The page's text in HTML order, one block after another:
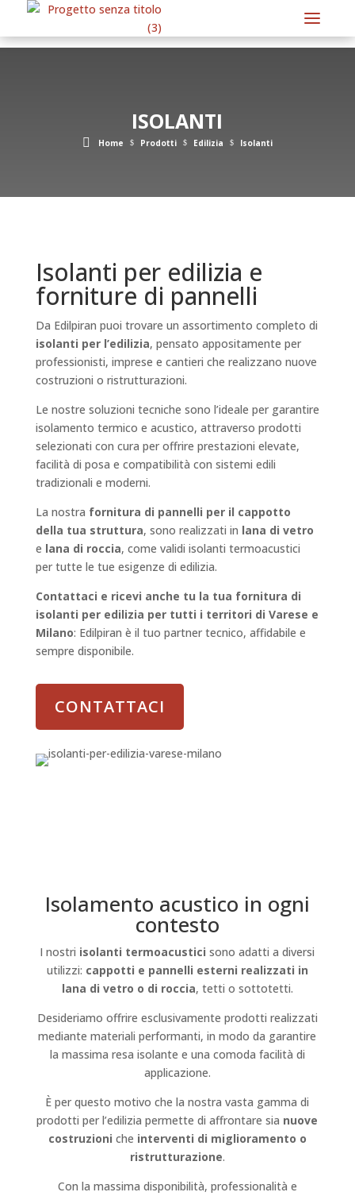
ISOLANTI
Home $ Prodotti $ Edilizia $ Isolanti
Isolanti per edilizia e
forniture di pannelli
Da Edilpiran puoi trovare un assortimento completo di
isolanti per l’edilizia, pensato appositamente per
professionisti, imprese e cantieri che realizzano nuove
costruzioni o ristrutturazioni.
Le nostre soluzioni tecniche sono l’ideale per garantire
isolamento termico e acustico, attraverso prodotti
selezionati con cura per offrire prestazioni elevate,
facilità di posa e compatibilità con sistemi edili
tradizionali e moderni.
La nostra fornitura di pannelli per il cappotto
della tua struttura, sono realizzati in lana di vetro
e lana di roccia, come validi isolanti termoacustici
per tutte le tue esigenze di edilizia.
Contattaci e ricevi anche tu la tua fornitura di
isolanti per edilizia per tutti i territori di Varese e
Milano: Edilpiran è il tuo partner tecnico, affidabile e
sempre disponibile.
CONTATTACI
Isolamento acustico in ogni
contesto
I nostri isolanti termoacustici sono adatti a diversi
utilizzi: cappotti e pannelli esterni realizzati in
lana di vetro o di roccia, tetti o sottotetti.
Desideriamo offrire esclusivamente prodotti realizzati
mediante materiali performanti, in modo da garantire
la massima resa isolante e una comoda facilità di
applicazione.
È per questo motivo che la nostra vasta gamma di
prodotti per l’edilizia permette di affrontare sia nuove
costruzioni che interventi di miglioramento o
ristrutturazione.
Con la massima disponibilità, professionalità e